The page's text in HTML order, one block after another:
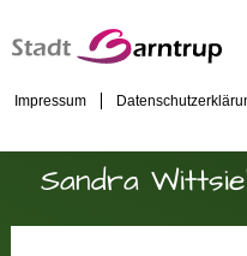
Impressum
Sandra